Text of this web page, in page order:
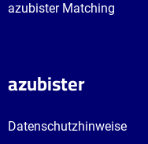
azubister Matching
azubister
Datenschutzhinweise